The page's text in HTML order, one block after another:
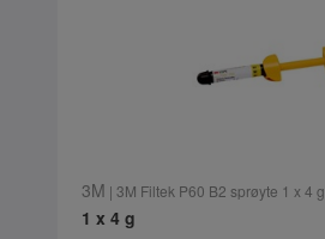
3M | 3M Filtek P60 B2 sprøyte 1 x 4 g
1 x 4 g